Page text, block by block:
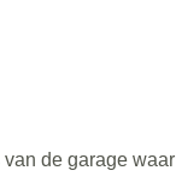
de garage waar